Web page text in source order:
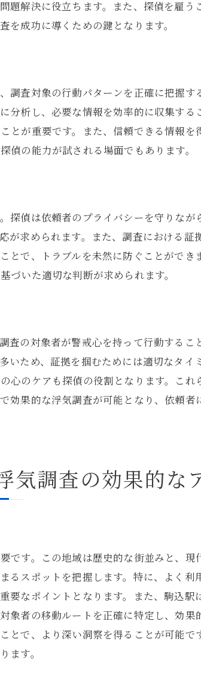
見る浮気調査の価値
で探偵が活用する情報源とは
活用した調査方法
駒込駅周辺の公共施設
得るべき重要な情報
る情報収集のチャネル
不可欠な情報の種類
エリアの浮気調査で注意すべきポイント
法律と規制を理解する
るための探偵の作法
査における倫理的なジレンマ
ニケーションを円滑に進める方法
報告のプロセス
査におけるフォローアップ
左右する計画立案
査のタイミングと場所
の成功事例から学ぶ
のための探偵の心得
査におけるリスク管理
題解決に役立ちます。また、探偵を雇
成功に導くための鍵となります。
査対象の行動パターンを正確に把握
析し、必要な情報を効率的に収集す
とが重要です。また、信頼できる情報
の能力が試される場面でもあります。
偵は依頼者のプライバシーを守りな
が求められます。また、調査における証
とで、トラブルを未然に防ぐことがで
いた適切な判断が求められます。
の対象者が警戒心を持って行動するこ
ため、証拠を掴むためには適切なタイ
心のケアも探偵の役割となります。こ
効果的な浮気調査が可能となり、依頼
気調査の効果的な
す。この地域は歴史的な街並みと、
スポットを把握します。特に、よく利
なポイントとなります。また、駒込
象者の移動ルートを正確に特定し、効
で、より深い洞察を得ることが可能で
ます。